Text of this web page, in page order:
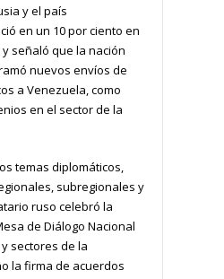
y el país
en un 10 por ciento en
señaló que la nación
nuevos envíos de
a Venezuela, como
en el sector de la
temas diplomáticos,
subregionales y
ruso celebró la
de Diálogo Nacional
sectores de la
la firma de acuerdos